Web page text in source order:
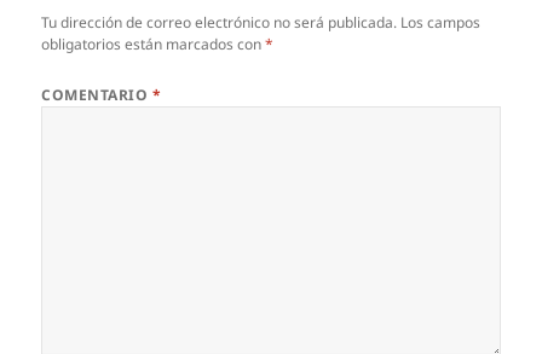
Tu dirección de correo electrónico no será publicada. Los campos
obligatorios están marcados con*
COMENTARIO *